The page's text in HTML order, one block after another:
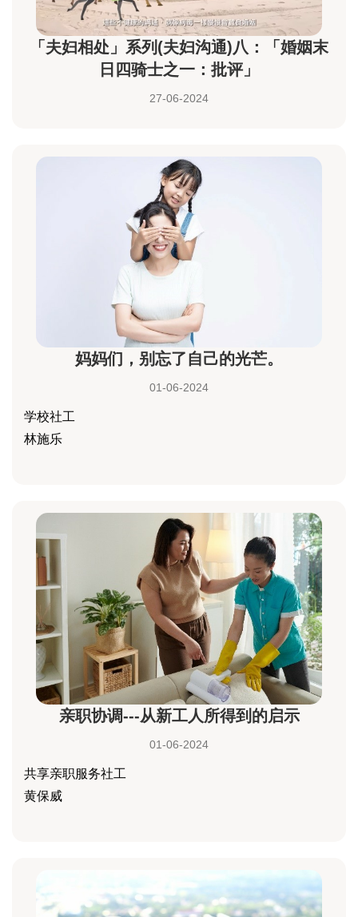
「夫妇相处」系列(夫妇沟通)八：「婚姻末
日四骑士之一：批评」
27-06-2024
妈妈们，别忘了自己的光芒。
01-06-2024
学校社工
林施乐
亲职协调---从新工人所得到的启示
01-06-2024
共享亲职服务社工
黄保威